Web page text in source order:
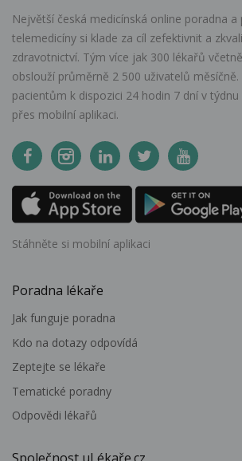
Největší česká medicínská online poradna
telemedicíny si klade za cíl zefektivnit a
zdravotnictví. Tým více jak 300 lékařů
obslouží průměrně 2 500 uživatelů
pacientům k dispozici 24 hodin 7 dní v
přes mobilní aplikaci.
Stáhněte si mobilní aplikaci
Poradna lékaře
Jak funguje poradna
Kdo na dotazy odpovídá
Zeptejte se lékaře
Tematické poradny
Odpovědi lékařů